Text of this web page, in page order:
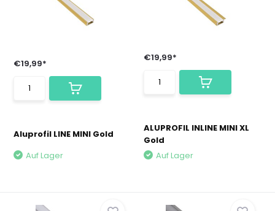
€19,99*
Aluprofil LINE MINI Gold
Auf Lager
€19,99*
ALUPROFIL INLINE MINI XL
Gold
Auf Lager